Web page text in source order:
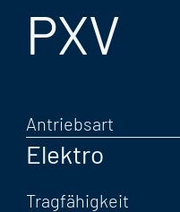
PXV
Antriebsart
Elektro
Tragfähigkeit